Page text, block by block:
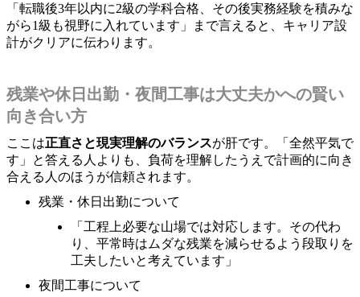
「転職後3年以内に2級の学科合格、その後実務経験を積みな
がら1級も視野に入れています」まで言えると、キャリア設
計がクリアに伝わります。
残業や休日出勤・夜間工事は大丈夫かへの賢い
向き合い方
ここは正直さと現実理解のバランスが肝です。「全然平気で
す」と答える人よりも、負荷を理解したうえで計画的に向き
合える人のほうが信頼されます。
残業・休日出勤について
「工程上必要な山場では対応します。その代わ
り、平常時はムダな残業を減らせるよう段取りを
工夫したいと考えています」
夜間工事について